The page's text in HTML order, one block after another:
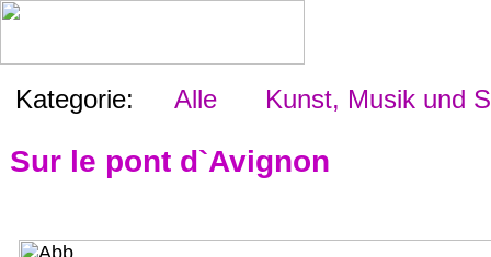
Kategorie: Alle Kunst, Musik und
Sur le pont d`Avignon